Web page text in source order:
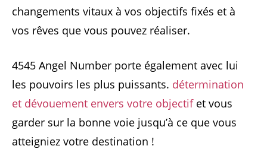
changements vitaux à vos objectifs fixés et à
vos rêves que vous pouvez réaliser.
4545 Angel Number porte également avec lui
les pouvoirs les plus puissants. détermination
et dévouement envers votre objectifet vous
garder sur la bonne voie jusqu’à ce que vous
atteigniez votre destination !